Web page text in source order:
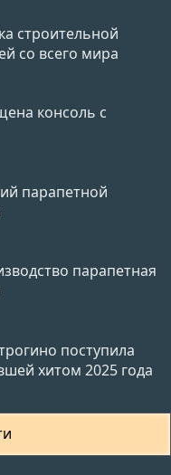
строительной
со всего мира
консоль с
парапетной
парапетная
поступила
хитом 2025 года